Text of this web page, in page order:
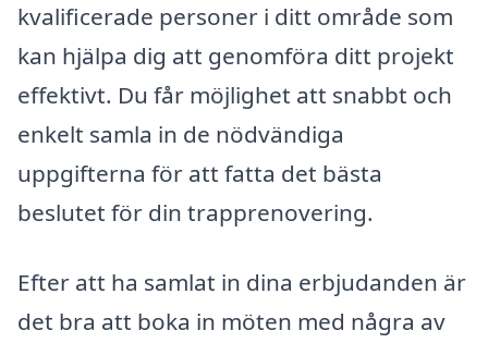
kvalificerade personer i ditt område som
kan hjälpa dig att genomföra ditt projekt
effektivt. Du får möjlighet att snabbt och
enkelt samla in de nödvändiga
uppgifterna för att fatta det bästa
beslutet för din trapprenovering.
Efter att ha samlat in dina erbjudanden är
det bra att boka in möten med några av